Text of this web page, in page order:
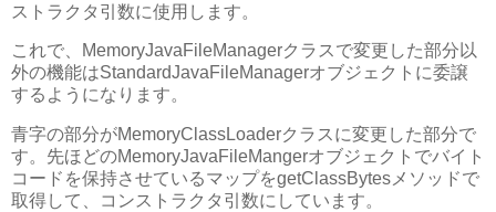
ストラクタ引数に使用します。
これで、MemoryJavaFileManagerクラスで変更した部分以
外の機能はStandardJavaFileManagerオブジェクトに委譲
するようになります。
青字の部分がMemoryClassLoaderクラスに変更した部分で
す。先ほどのMemoryJavaFileMangerオブジェクトでバイト
コードを保持させているマップをgetClassBytesメソッドで
取得して、コンストラクタ引数にしています。